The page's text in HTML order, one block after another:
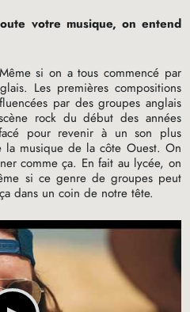
votre musique, on entend
si on a tous commencé par
Les premières compositions
par des groupes anglais
rock du début des années
pour revenir à un son plus
la musique de la côte Ouest. On
comme ça. En fait au lycée, on
si ce genre de groupes peut
dans un coin de notre tête.